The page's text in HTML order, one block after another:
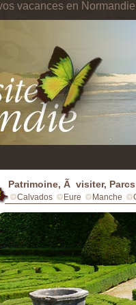
vacances en Normandie
Patrimoine, Ã visiter,
Calvados Eure Manche